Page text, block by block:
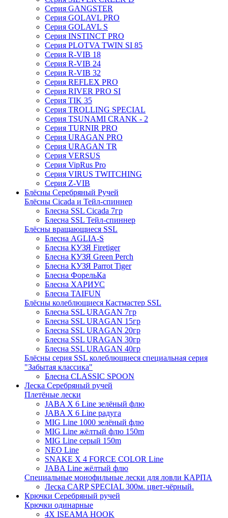
Серия GANGSTER
Серия GOLAVL PRO
Серия GOLAVL S
Серия INSTINCT PRO
Серия PLOTVA TWIN SI 85
Серия R-VIB 18
Серия R-VIB 24
Серия R-VIB 32
Серия REFLEX PRO
Серия RIVER PRO SI
Серия TIK 35
Серия TROLLING SPECIAL
Серия TSUNAMI CRANK - 2
Серия TURNIR PRO
Серия URAGAN PRO
Серия URAGAN TR
Серия VERSUS
Серия VipRus Pro
Серия VIRUS TWITCHING
Серия Z-VIB
Блёсны Серебряный Ручей
Блёсны Cicada и Тейл-спиннер
Блесна SSL Cicada 7гр
Блесна SSL Тейл-спиннер
Блёсны вращающиеся SSL
Блесна AGLIA-S
Блесна КУЗЯ Firetiger
Блесна КУЗЯ Green Perch
Блесна КУЗЯ Parrot Tiger
Блесна ФорельКа
Блесна ХАРИУС
Блесна TAIFUN
Блёсны колеблющиеся Кастмастер SSL
Блесна SSL URAGAN 7гр
Блесна SSL URAGAN 15гр
Блесна SSL URAGAN 20гр
Блесна SSL URAGAN 30гр
Блесна SSL URAGAN 40гр
Блёсны серия SSL колеблющиеся специальная серия
"Забытая классика"
Блесна CLASSIC SPOON
Леска Серебряный ручей
Плетёные лески
JABA X 6 Line зелёный флю
JABA X 6 Line радуга
MIG Line 1000 зелёный флю
MIG Line жёлтый флю 150m
MIG Line серый 150m
NEO Line
SNAKE X 4 FORCE COLOR Line
JABA Line жёлтый флю
Специальные монофильные лески для ловли КАРПА
Леска CARP SPECIAL 300м. цвет-чёрный.
Крючки Серебряный ручей
Крючки одинарные
4X ISEAMA HOOK